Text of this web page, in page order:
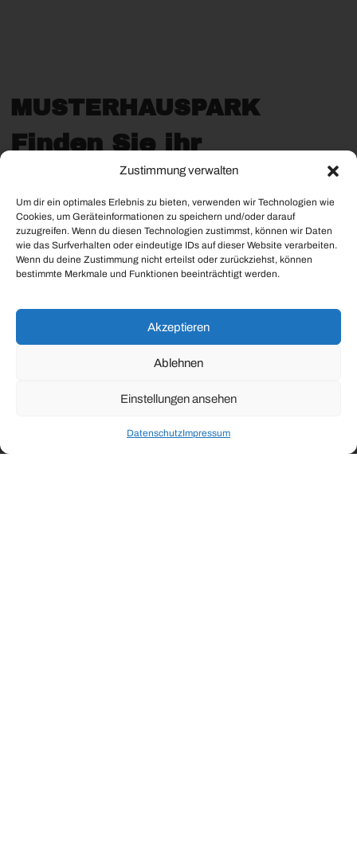
Zustimmung verwalten
Um dir ein optimales Erlebnis zu bieten, verwenden wir Technologien wie
Cookies, um Geräteinformationen zu speichern und/oder darauf
zuzugreifen. Wenn du diesen Technologien zustimmst, können wir Daten
wie das Surfverhalten oder eindeutige IDs auf dieser Website verarbeiten.
Wenn du deine Zustimmung nicht erteilst oder zurückziehst, können
bestimmte Merkmale und Funktionen beeinträchtigt werden.
Akzeptieren
Ablehnen
Einstellungen ansehen
DatenschutzImpressum
MUSTERHAUSPARK
Finden Sie ihr
Fertighaus - egal ob
Bungalow oder
Einfamilienhaus und
besichtigen es bequem
in unseren Parks.
Fertighaushersteller Österreichs.
Erfahren Sie alles über Bauweisen, Grundrisse, Ausstattungen und